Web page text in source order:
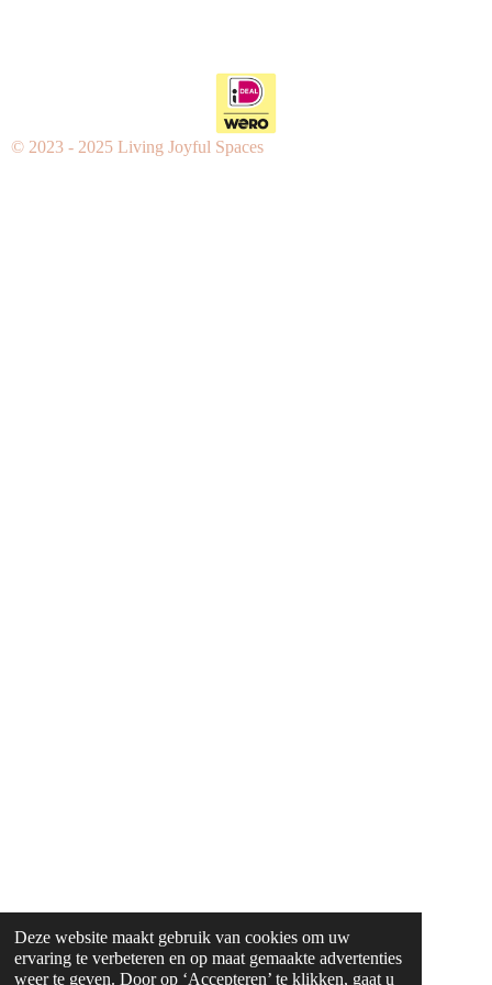
Deze website maakt gebruik van cookies om uw
ervaring te verbeteren en op maat gemaakte advertenties
weer te geven. Door op ‘Accepteren’ te klikken, gaat u
© 2023 - 2025 Living Joyful Spaces